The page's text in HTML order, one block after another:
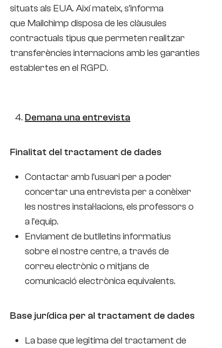
situats als EUA. Així mateix, s’informa
que Mailchimp disposa de les clàusules
contractuals tipus que permeten realitzar
transferències internacions amb les garanties
establertes en el RGPD.
Demana una entrevista
Finalitat del tractament de dades
Contactar amb l’usuari per a poder
concertar una entrevista per a conèixer
les nostres instal·lacions, els professors o
a l’equip.
Enviament de butlletins informatius
sobre el nostre centre, a través de
correu electrònic o mitjans de
comunicació electrònica equivalents.
Base jurídica per al tractament de dades
La base que legitima del tractament de